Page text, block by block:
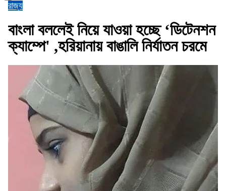
রাজ্য
বাংলা বললেই নিয়ে যাওয়া হচ্ছে ‘ডিটেনশন
ক্যাম্পে' ,হরিয়ানায় বাঙালি নির্যাতন চরমে